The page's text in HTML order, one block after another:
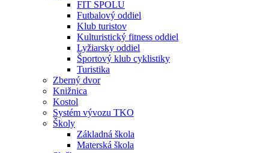
FIT SPOLU
Futbalový oddiel
Klub turistov
Kulturistický fitness oddiel
Lyžiarsky oddiel
Športový klub cyklistiky
Turistika
Zberný dvor
Knižnica
Kostol
Systém vývozu TKO
Školy
Základná škola
Materská škola